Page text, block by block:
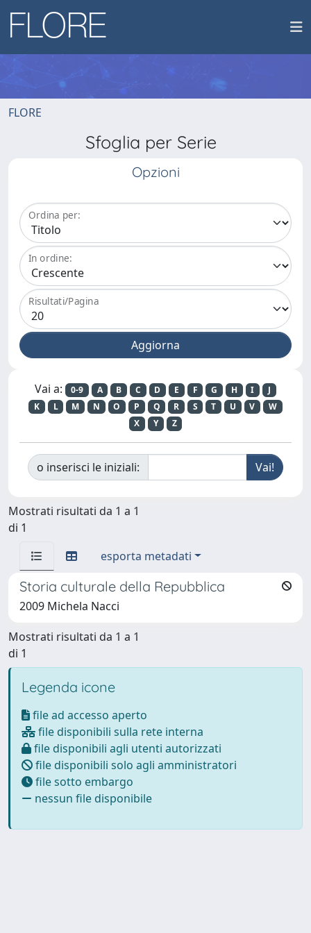
FLORE
Sfoglia per Serie
Opzioni
Ordina per:
In ordine:
Risultati/Pagina
Vai a: 0-9 A B C D E F G H I
J
K
L M N O P Q R S T U V
W
X
Y Z
o inserisci le iniziali:
Mostrati risultati da 1 a 1
di 1
esporta metadati
Storia culturale della Repubblica
2009 Michela Nacci
Mostrati risultati da 1 a 1
di 1
Legenda icone
file ad accesso aperto
file disponibili sulla rete interna
file disponibili agli utenti autorizzati
file disponibili solo agli amministratori
file sotto embargo
nessun file disponibile